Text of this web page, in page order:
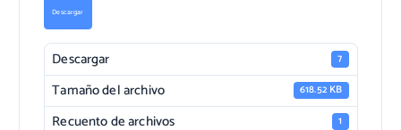
Descargar
Descargar 7
Tamaño del archivo 618.52 KB
Recuento de archivos 1